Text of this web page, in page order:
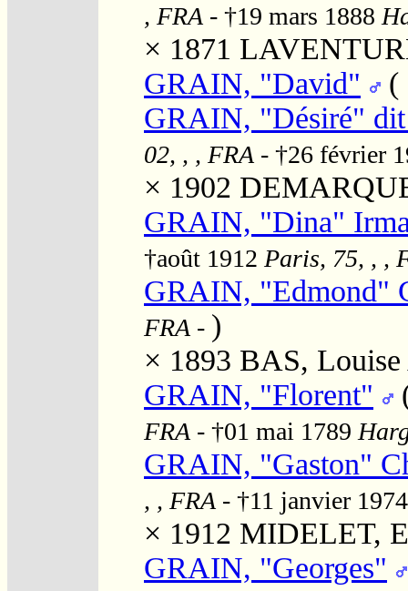
, FRA - †19 mars 1888
× 1871
GRAIN, "David"
(
GRAIN, "Désiré" dit
02, , , FRA - †26 février
× 1902
GRAIN, "Dina"
†août 1912 Paris, 75, , ,
GRAIN, "Edmond"
FRA - )
× 1893 BAS, Louise
GRAIN, "Florent"
FRA - †01 mai 1789
GRAIN, "Gaston"
, , FRA - †11 janvier
× 1912 MIDELET,
GRAIN, "Georges"